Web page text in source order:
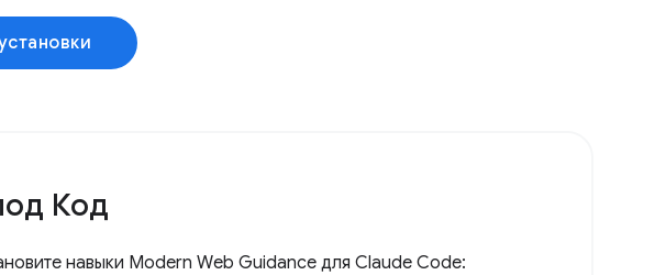
Код
навыки Modern Web Guidance для Claude Code: